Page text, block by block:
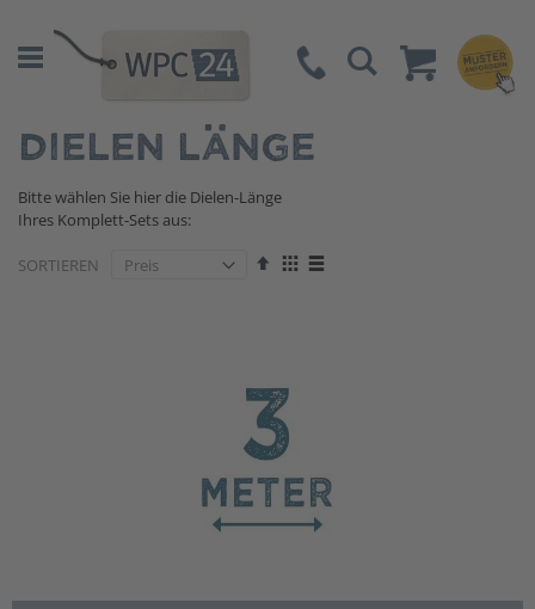
Suche
DIELEN LÄNGE
Bitte wählen Sie hier die Dielen-Länge
Ihres Komplett-Sets aus:
SORTIEREN
AbsteigendAnzeigen